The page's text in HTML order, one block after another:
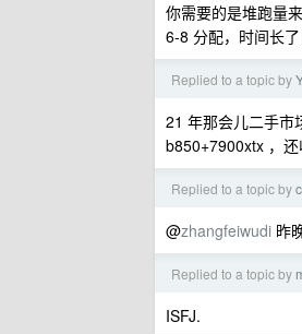
你需要的是堆跑量
6-8 分配，时间长了
Replied to a topic by
21 年那会儿二手市
b850+7900xtx ，
Replied to a topic by
@zhangfeiwudi 昨
Replied to a topic by
ISFJ.